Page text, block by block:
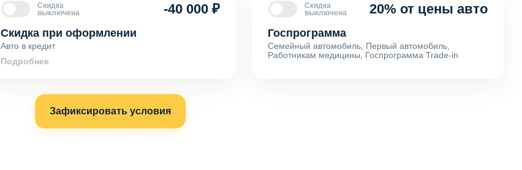
Скидка
выключена
-40 000 ₽
Скидка при оформлении
Авто в кредит
Подробнее
Скидка
выключена
20% от цены авто
Госпрограмма
Семейный автомобиль, Первый автомобиль,
Работникам медицины, Госпрограмма Trade-in
Зафиксировать условия